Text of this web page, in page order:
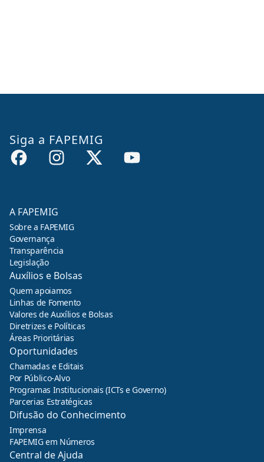
Siga a FAPEMIG
A FAPEMIG
Sobre a FAPEMIG
Governança
Transparência
Legislação
Auxílios e Bolsas
Quem apoiamos
Linhas de Fomento
Valores de Auxílios e Bolsas
Diretrizes e Políticas
Áreas Prioritárias
Oportunidades
Chamadas e Editais
Por Público-Alvo
Programas Institucionais (ICTs e Governo)
Parcerias Estratégicas
Difusão do Conhecimento
Imprensa
FAPEMIG em Números
Central de Ajuda